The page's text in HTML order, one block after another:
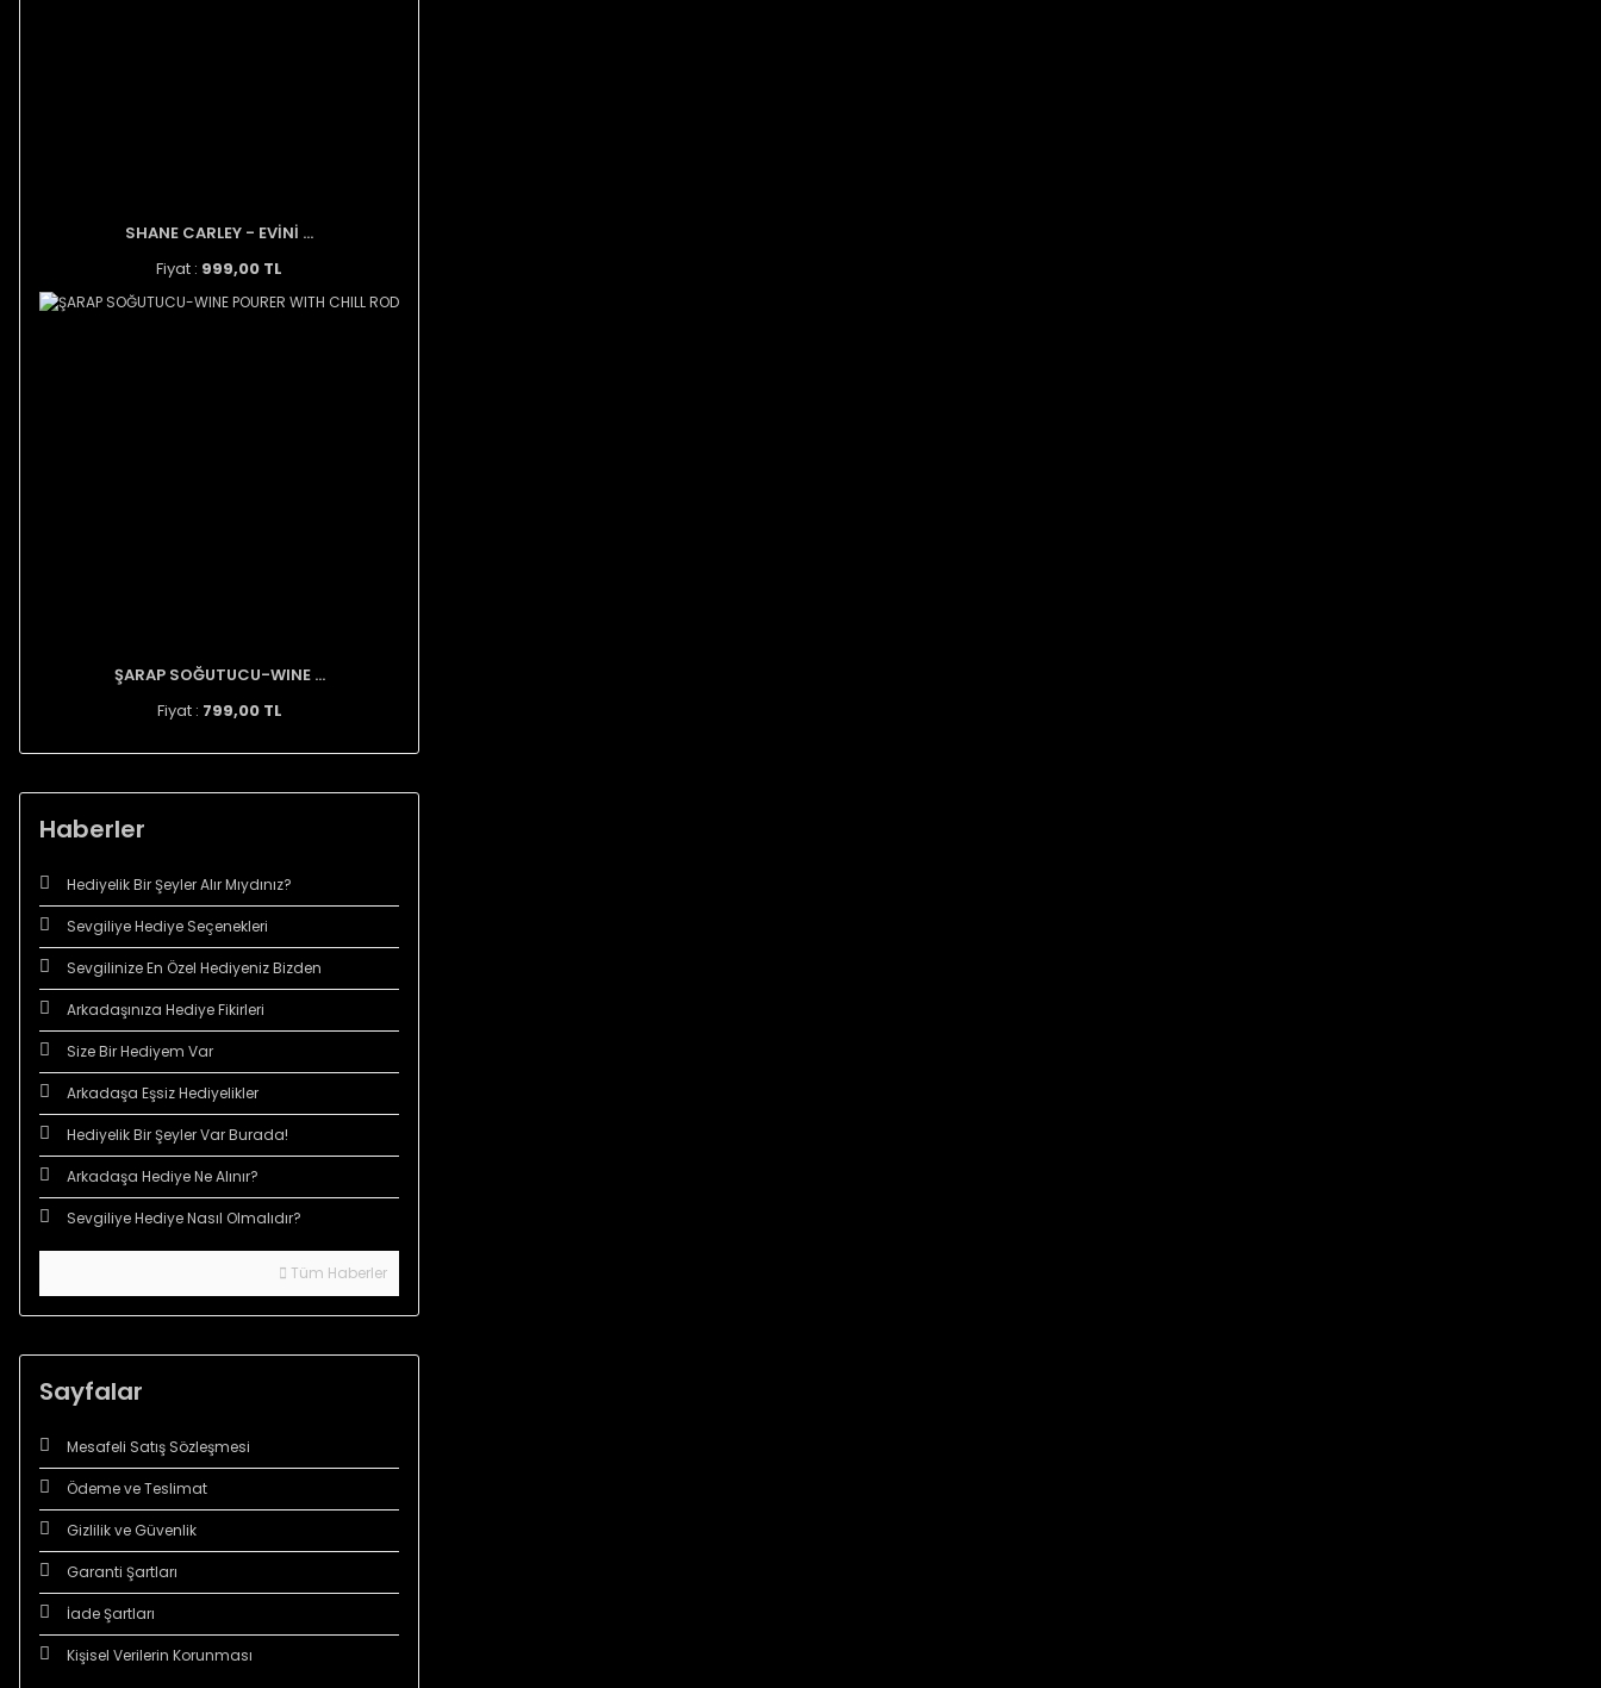
SHANE CARLEY - EVİNİ ...
Fiyat : 999,00 TL
ŞARAP SOĞUTUCU-WINE ...
Fiyat : 799,00 TL
Haberler
Hediyelik Bir Şeyler Alır Mıydınız?
Sevgiliye Hediye Seçenekleri
Sevgilinize En Özel Hediyeniz Bizden
Arkadaşınıza Hediye Fikirleri
Size Bir Hediyem Var
Arkadaşa Eşsiz Hediyelikler
Hediyelik Bir Şeyler Var Burada!
Arkadaşa Hediye Ne Alınır?
Sevgiliye Hediye Nasıl Olmalıdır?
Tüm Haberler
Sayfalar
Mesafeli Satış Sözleşmesi
Ödeme ve Teslimat
Gizlilik ve Güvenlik
Garanti Şartları
İade Şartları
Kişisel Verilerin Korunması